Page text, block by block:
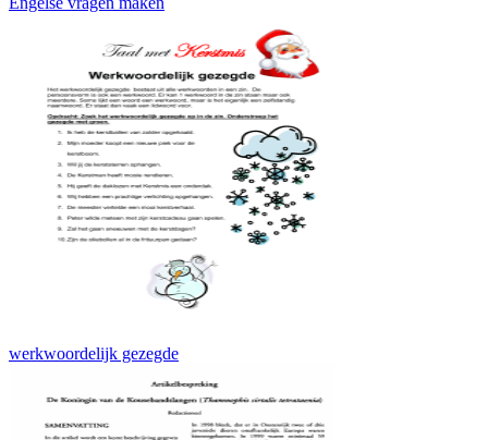
werkwoordelijk gezegde